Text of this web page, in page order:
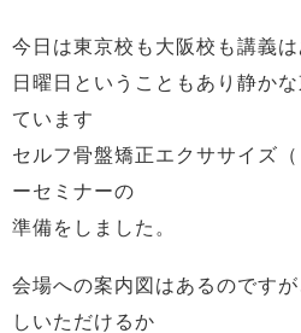
今日は東京校も大阪校も講義は
日曜日ということもあり静か
ています
セルフ骨盤矯正エクササイズ
ーセミナーの
準備をしました。
会場への案内図はあるのです
しいただけるか